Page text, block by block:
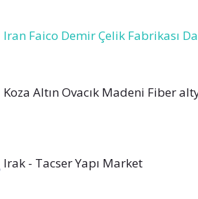
Iran Faico Demir Çelik Fabrikası
Koza Altın Ovacık Madeni Fiber
Irak - Tacser Yapı Market